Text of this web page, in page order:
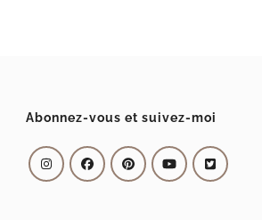
Les
options
peuvent
Abonnez-vous et suivez-moi